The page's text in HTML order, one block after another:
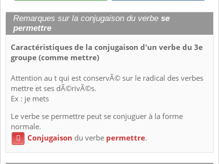
Remarques sur la conjugaison du verbe se
permettre
Caractéristiques de la conjugaison d'un verbe du 3e
groupe (comme mettre)
Attention au t qui est conservÃ© sur le radical des verbes
mettre et ses dÃ©rivÃ©s.
Ex : je mets
Le verbe se permettre peut se conjuguer à la forme
normale.
 Conjugaison du verbe permettre.